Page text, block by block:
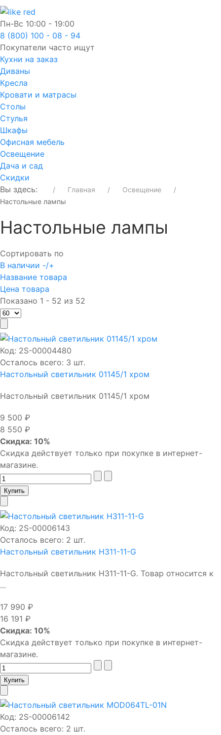
Пн-Вс 10:00 - 19:00
8 (800) 100 - 08 - 94
Покупатели часто ищут
Кухни на заказ
Диваны
Кресла
Кровати и матрасы
Столы
Стулья
Шкафы
Офисная мебель
Освещение
Дача и сад
Скидки
Вы здесь:
Главная
Освещение
Настольные лампы
Настольные лампы
Сортировать по
В наличии -/+
Название товара
Цена товара
Показано 1 - 52 из 52
Код: 2S-00004480
Осталось всего: 3 шт.
Настольный светильник 01145/1 хром
Настольный светильник 01145/1 хром
9 500 ₽
8 550 ₽
Скидка: 10%
Скидка действует только при покупке в интернет-
магазине.
Код: 2S-00006143
Осталось всего: 2 шт.
Настольный светильник H311-11-G
Настольный светильник H311-11-G. Товар относится к
...
17 990 ₽
16 191 ₽
Скидка: 10%
Скидка действует только при покупке в интернет-
магазине.
Код: 2S-00006142
Осталось всего: 2 шт.